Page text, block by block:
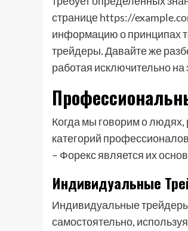
странице https://
информацию о принципах
трейдеры. Давайте же
работая исключительно
Когда мы говорим о
категорий
– Форекс является их
Индивидуальные
Индивидуальные
самостоятельно,